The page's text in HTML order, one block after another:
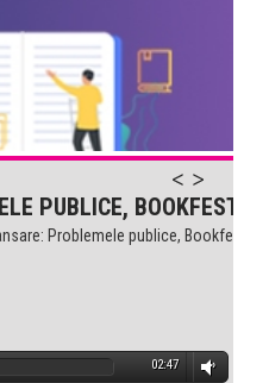
PUBLICE, BOOKFEST
Problemele publice, Bookfest
02:47